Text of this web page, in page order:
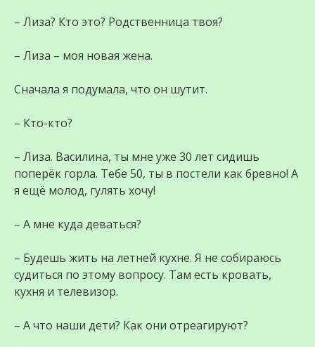
– Лиза? Кто это? Родственница твоя?
– Лиза – моя новая жена.
Сначала я подумала, что он шутит.
– Кто-кто?
– Лиза. Василина, ты мне уже 30 лет сидишь
поперёк горла. Тебе 50, ты в постели как бревно! А
я ещё молод, гулять хочу!
– А мне куда деваться?
– Будешь жить на летней кухне. Я не собираюсь
судиться по этому вопросу. Там есть кровать,
кухня и телевизор.
– А что наши дети? Как они отреагируют?